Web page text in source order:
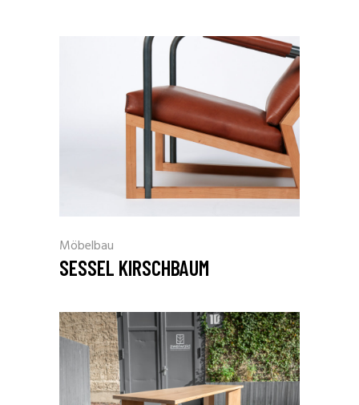
Möbelbau
SESSEL KIRSCHBAUM